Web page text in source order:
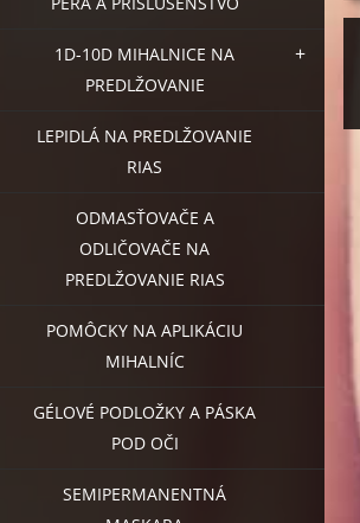
1D-10D MIHALNICE NA
PREDLŽOVANIE
LEPIDLÁ NA PREDLŽOVANIE
RIAS
ODMASŤOVAČE A
ODLIČOVAČE NA
PREDLŽOVANIE RIAS
POMÔCKY NA APLIKÁCIU
MIHALNÍC
GÉLOVÉ PODLOŽKY A PÁSKA
POD OČI
SEMIPERMANENTNÁ